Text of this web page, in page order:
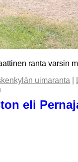
ranta varsin
uimaranta
eli